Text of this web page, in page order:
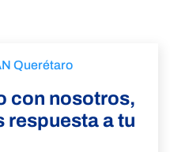
Querétaro
con nosotros,
respuesta a tu